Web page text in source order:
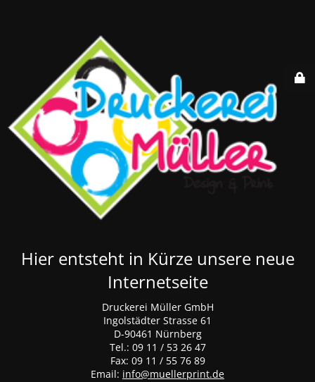
Hier entsteht in Kürze unsere neue
Internetseite
Druckerei Müller GmbH
Ingolstädter Strasse 61
D-90461 Nürnberg
Tel.: 09 11 / 53 26 47
Fax: 09 11 / 55 76 89
Email: info@muellerprint.de